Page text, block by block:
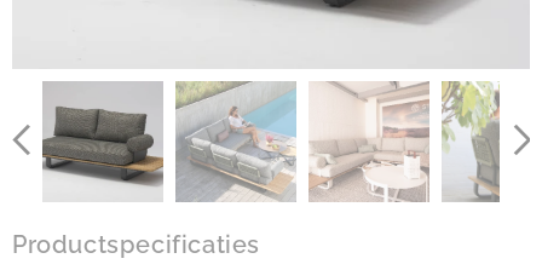
Productspecificaties